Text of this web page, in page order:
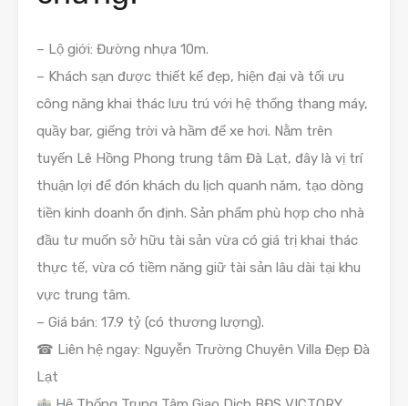
– Lộ giới: Đường nhựa 10m.
– Khách sạn được thiết kế đẹp, hiện đại và tối ưu
công năng khai thác lưu trú với hệ thống thang máy,
quầy bar, giếng trời và hầm để xe hơi. Nằm trên
tuyến Lê Hồng Phong trung tâm Đà Lạt, đây là vị trí
thuận lợi để đón khách du lịch quanh năm, tạo dòng
tiền kinh doanh ổn định. Sản phẩm phù hợp cho nhà
đầu tư muốn sở hữu tài sản vừa có giá trị khai thác
thực tế, vừa có tiềm năng giữ tài sản lâu dài tại khu
vực trung tâm.
– Giá bán: 17.9 tỷ (có thương lượng).
☎ Liên hệ ngay: Nguyễn Trường Chuyên Villa Đẹp Đà
Lạt